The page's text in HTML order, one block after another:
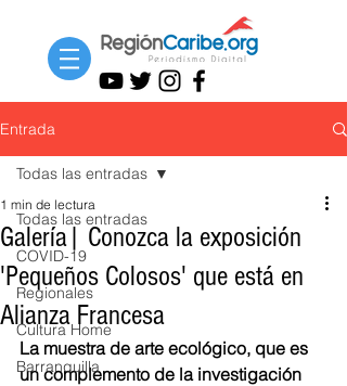
Entrada
Todas las entradas
COVID-19
Regionales
Cultura Home
Barranquilla
Todas las entradas
Galería| Conozca la exposición
'Pequeños Colosos' que está en
Alianza Francesa
1 min de lectura
La muestra de arte ecológico, que es
un complemento de la investigación